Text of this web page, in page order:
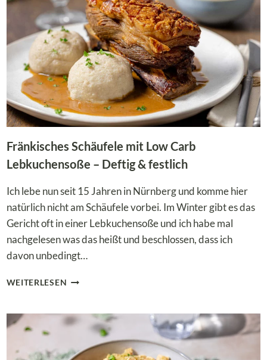
DIE
PERFEKTE
KONSISTENZ
Fränkisches Schäufele mit Low Carb
Lebkuchensoße – Deftig & festlich
Ich lebe nun seit 15 Jahren in Nürnberg und komme hier
natürlich nicht am Schäufele vorbei. Im Winter gibt es das
Gericht oft in einer Lebkuchensoße und ich habe mal
nachgelesen was das heißt und beschlossen, dass ich
davon unbedingt…
WEITERLESEN FRÄNKISCHES
LOW
CARB
LEBKUCHENSOSSE –
D